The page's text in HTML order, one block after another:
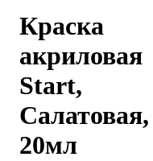
Краска
акриловая
Start,
Салатовая,
20мл